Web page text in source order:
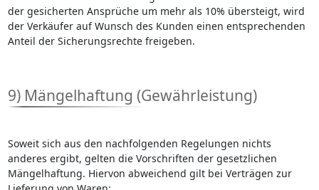
der gesicherten Ansprüche um mehr als 10% übersteigt, wird
der Verkäufer auf Wunsch des Kunden einen entsprechenden
Anteil der Sicherungsrechte freigeben.
9) Mängelhaftung (Gewährleistung)
Soweit sich aus den nachfolgenden Regelungen nichts
anderes ergibt, gelten die Vorschriften der gesetzlichen
Mängelhaftung. Hiervon abweichend gilt bei Verträgen zur